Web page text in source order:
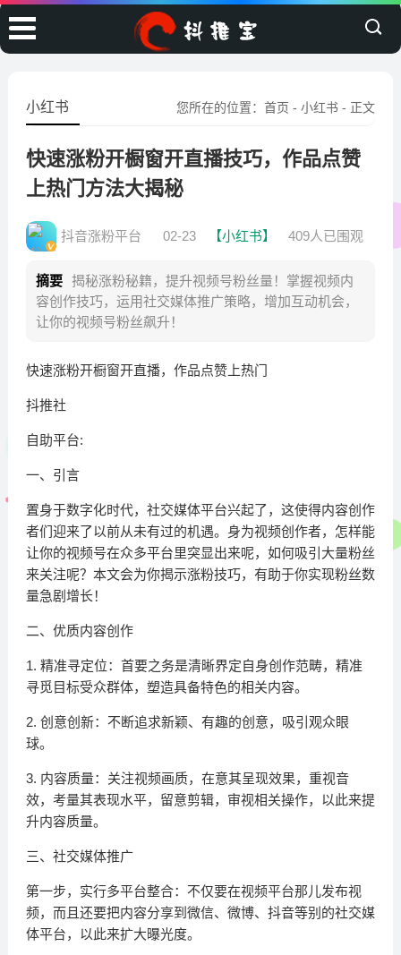
您所在的位置：首页 -小红书 - 正文
小红书
快速涨粉开橱窗开直播技巧，作品点赞
上热门方法大揭秘
抖音涨粉平台 02-23 【小红书】 409人已围观
摘要 揭秘涨粉秘籍，提升视频号粉丝量！掌握视频内
容创作技巧，运用社交媒体推广策略，增加互动机会，
让你的视频号粉丝飙升！
快速涨粉开橱窗开直播，作品点赞上热门
抖推社
自助平台:
一、引言
置身于数字化时代，社交媒体平台兴起了，这使得内容创作
者们迎来了以前从未有过的机遇。身为视频创作者，怎样能
让你的视频号在众多平台里突显出来呢，如何吸引大量粉丝
来关注呢？本文会为你揭示涨粉技巧，有助于你实现粉丝数
量急剧增长！
二、优质内容创作
1. 精准寻定位：首要之务是清晰界定自身创作范畴，精准
寻觅目标受众群体，塑造具备特色的相关内容。
2. 创意创新：不断追求新颖、有趣的创意，吸引观众眼
球。
3. 内容质量：关注视频画质，在意其呈现效果，重视音
效，考量其表现水平，留意剪辑，审视相关操作，以此来提
升内容质量。
三、社交媒体推广
第一步，实行多平台整合：不仅要在视频平台那儿发布视
频，而且还要把内容分享到微信、微博、抖音等别的社交媒
体平台，以此来扩大曝光度。